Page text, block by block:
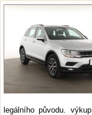
legálního původu.